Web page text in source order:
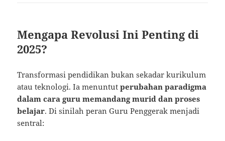
Mengapa Revolusi Ini Penting di
2025?
Transformasi pendidikan bukan sekadar kurikulum
atau teknologi. Ia menuntutperubahan paradigma
dalam cara guru memandang murid dan proses
belajar. Di sinilah peran Guru Penggerak menjadi
sentral: